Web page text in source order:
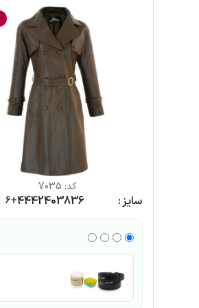
کد: 7035
سایز 36
38
40
42
44
+6